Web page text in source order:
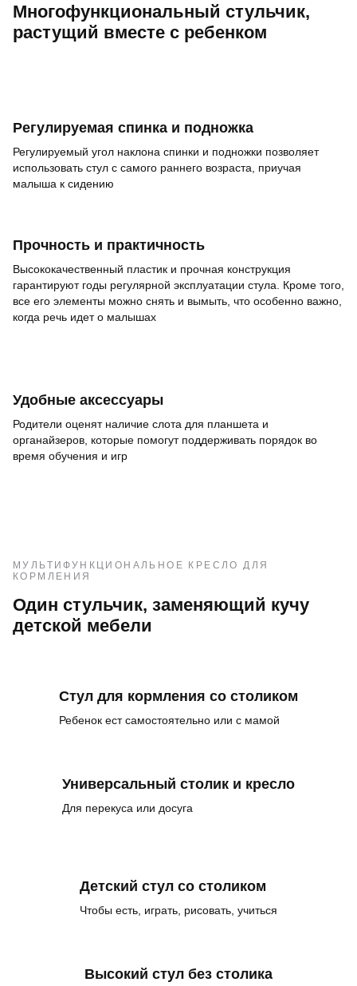
Многофункциональный стульчик,
растущий вместе с ребенком
Регулируемая спинка и подножка
Регулируемый угол наклона спинки и подножки позволяет
использовать стул с самого раннего возраста, приучая
малыша к сидению
Прочность и практичность
Высококачественный пластик и прочная конструкция
гарантируют годы регулярной эксплуатации стула. Кроме того,
все его элементы можно снять и вымыть, что особенно важно,
когда речь идет о малышах
Удобные аксессуары
Родители оценят наличие слота для планшета и
органайзеров, которые помогут поддерживать порядок во
время обучения и игр
МУЛЬТИФУНКЦИОНАЛЬНОЕ КРЕСЛО ДЛЯ
КОРМЛЕНИЯ
Один стульчик, заменяющий кучу
детской мебели
Стул для кормления со столиком
Ребенок ест самостоятельно или с мамой
Универсальный столик и кресло
Для перекуса или досуга
Детский стул со столиком
Чтобы есть, играть, рисовать, учиться
Высокий стул без столика